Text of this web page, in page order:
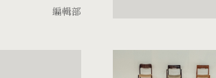
編輯部